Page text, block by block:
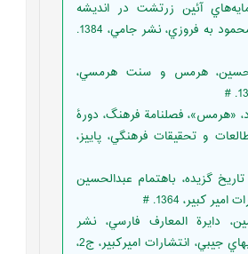
آئين زرتشت در انديشه
سهروردي، ترجمه محمود به فروزي، نشر جامي، 1384.
حسين، هرمس و سنت هرمسي،
«هرمس»، فصلنامة فرهنگ، دورۀ
و تحقيقات فرهنگي، پاييز،
گزيده، باهتمام عبدالحسين
کبير، 1364. #
دايرة المعارف فارسي، نشر
شركت سهامي كتابهاي جيبي، انتشارات اميرکبير، ج2،